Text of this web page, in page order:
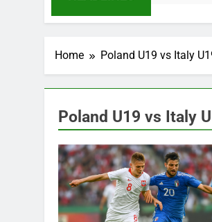
Home Poland U19 vs Italy
Poland U19 vs Italy